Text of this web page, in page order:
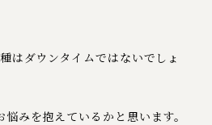
はダウンタイムではないでしょ
みを抱えているかと思います。